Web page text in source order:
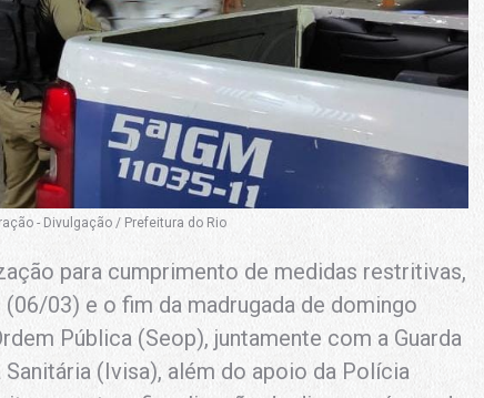
- Divulgação / Prefeitura do Rio
para cumprimento de medidas restritivas,
03) e o fim da madrugada de domingo
Pública (Seop), juntamente com a Guarda
(Ivisa), além do apoio da Polícia